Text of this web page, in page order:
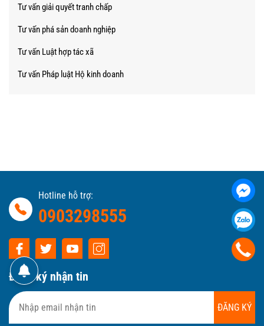
Tư vấn giải quyết tranh chấp
Tư vấn phá sản doanh nghiệp
Tư vấn Luật hợp tác xã
Tư vấn Pháp luật Hộ kinh doanh
Hotline hỗ trợ:
0903298555
Đăng ký nhận tin
ĐĂNG KÝ